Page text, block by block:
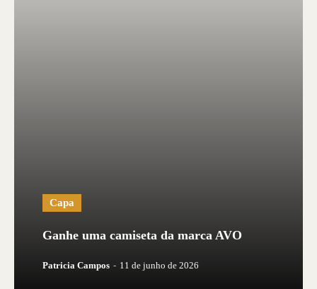
Capa
Ganhe uma camiseta da marca AVO
Patricia Campos - 11 de junho de 2026